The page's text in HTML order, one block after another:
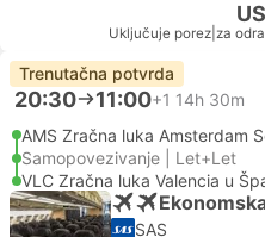
Uključuje porez za
Trenutačna potvrda
20:30 11:00+1 14h 30m
AMS Zračna luka Amsterdam
Samopovezivanje | Let+Let
VLC Zračna luka Valencia u
SAS